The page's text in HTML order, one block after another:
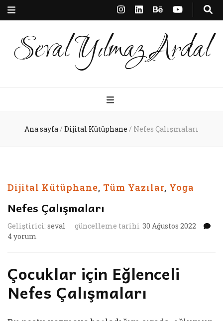
Seval Yılmaz Ardal
Ana sayfa/ Dijital Kütüphane / Nefes Çalışmaları
Dijital Kütüphane, Tüm Yazılar, Yoga
Nefes Çalışmaları
Geliştirici: seval güncelleme tarihi 30 Ağustos 2022
4 yorum
Çocuklar için Eğlenceli
Nefes Çalışmaları